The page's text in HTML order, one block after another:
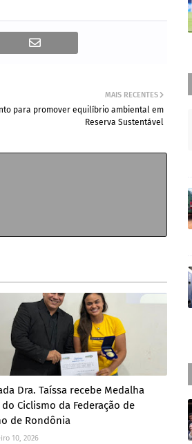
MAIS RECENTES
para promover equilíbrio ambiental em
Reserva Sustentável
Dra. Taíssa recebe Medalha
Ciclismo da Federação de
de Rondônia
10, 2026